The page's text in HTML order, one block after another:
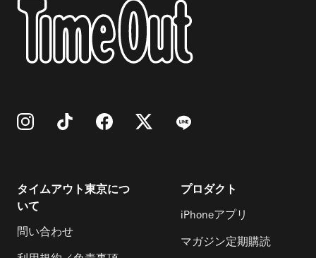
タイムアウト東京につ
いて
問い合わせ
プロダクト
iPhoneアプリ
マガジン定期購読